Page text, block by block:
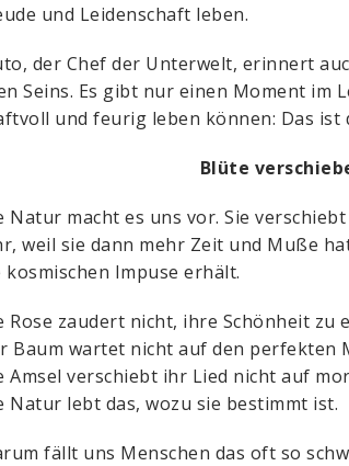
und Leidenschaft leben.
der Chef der Unterwelt, erinnert
Seins. Es gibt nur einen Moment im
und feurig leben können: Das ist
Blüte
Natur macht es uns vor. Sie
weil sie dann mehr Zeit und Muße
kosmischen Impuse erhält.
Rose zaudert nicht, ihre Schönheit zu
Baum wartet nicht auf den perfekten
Amsel verschiebt ihr Lied nicht auf
Natur lebt das, wozu sie bestimmt ist.
fällt uns Menschen das oft so